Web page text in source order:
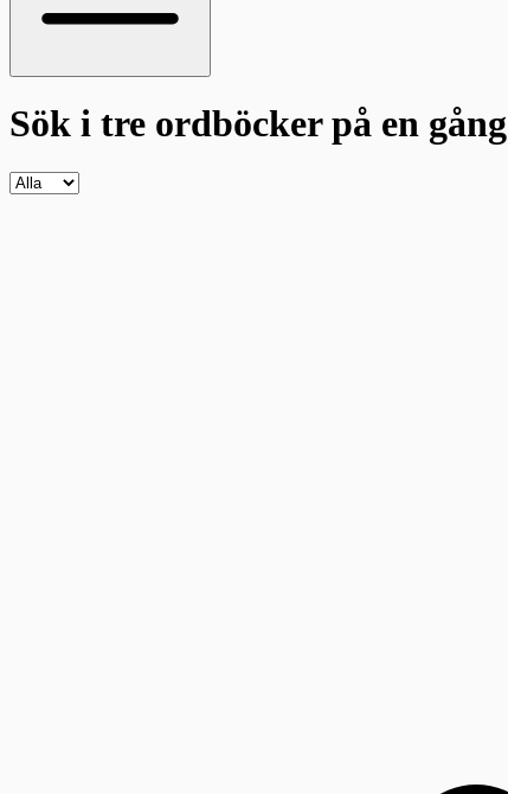
Sök i tre ordböckerpå en gång